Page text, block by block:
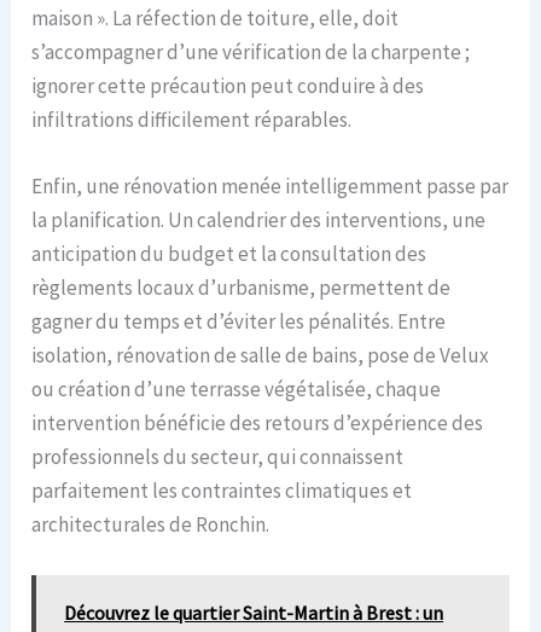
maison ». La réfection de toiture, elle, doit
s’accompagner d’une vérification de la charpente ;
ignorer cette précaution peut conduire à des
infiltrations difficilement réparables.
Enfin, une rénovation menée intelligemment passe par
la planification. Un calendrier des interventions, une
anticipation du budget et la consultation des
règlements locaux d’urbanisme, permettent de
gagner du temps et d’éviter les pénalités. Entre
isolation, rénovation de salle de bains, pose de Velux
ou création d’une terrasse végétalisée, chaque
intervention bénéficie des retours d’expérience des
professionnels du secteur, qui connaissent
parfaitement les contraintes climatiques et
architecturales de Ronchin.
Découvrez le quartier Saint-Martin à Brest : un